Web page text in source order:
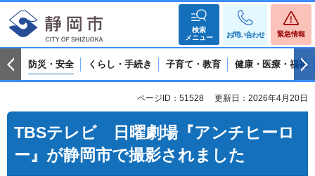
検索
メニュー
お問い合わせ 緊急情報
防災・安全 くらし・手続き 子育て・教育 健康・医療・福祉
ページID：51528 更新日：2026年4月20日
TBSテレビ 日曜劇場『アンチヒーロ
ー』が静岡市で撮影されました